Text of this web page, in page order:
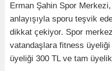
Erman Şahin Spor
anlayışıyla sporu teşvik
dikkat çekiyor. Spor
vatandaşlara fitness
üyeliği 300 TL ve tam